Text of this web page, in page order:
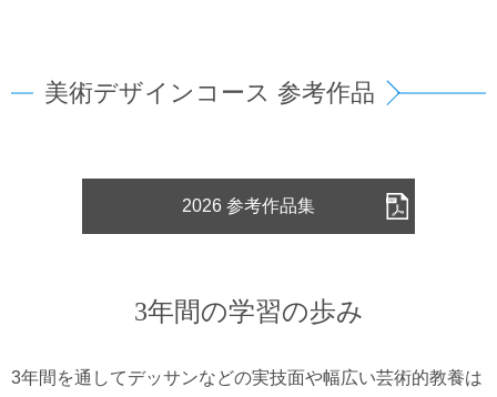
美術デザインコース 参考作品
2026 参考作品集
3年間の学習の歩み
3年間を通してデッサンなどの実技面や幅広い芸術的教養は